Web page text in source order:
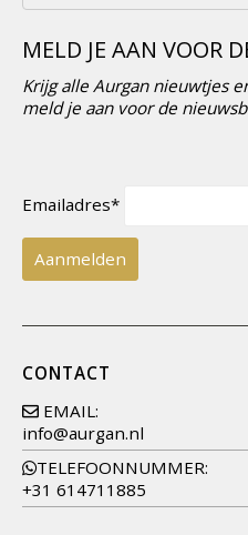
MELD JE AAN VOOR
Krijg alle Aurgan nieuwtjes
meld je aan voor de
Emailadres*
CONTACT
EMAIL:
info@aurgan.nl
TELEFOONNUMMER:
+31 614711885